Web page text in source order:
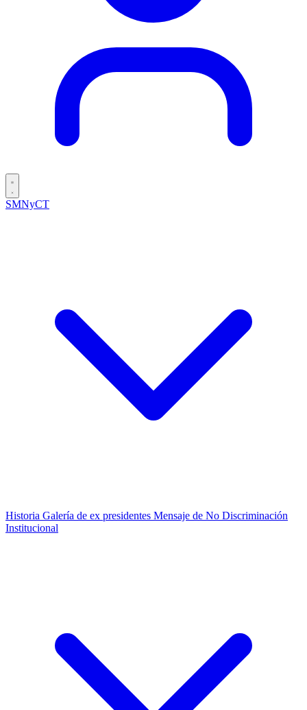
SMNyCT
Historia Galería de ex presidentes Mensaje de No Discriminación
Institucional